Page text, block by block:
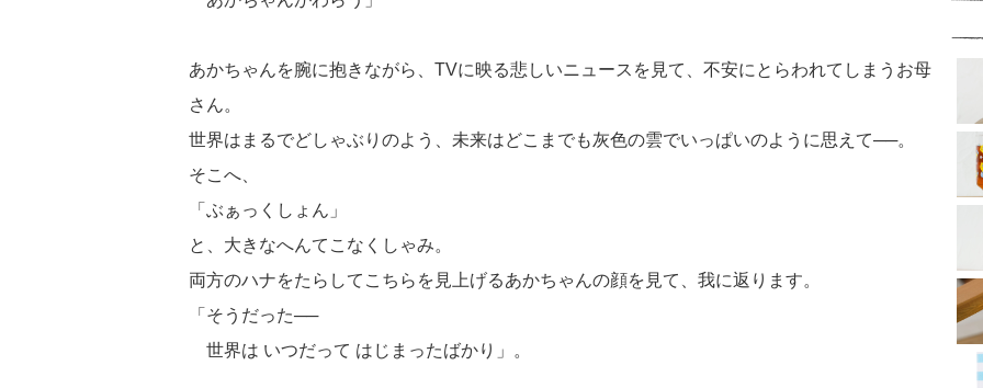
あかちゃんを腕に抱きながら、TVに映る悲しいニュースを見て、不安にとらわれてしまうお母
さん。
世界はまるでどしゃぶりのよう、未来はどこまでも灰色の雲でいっぱいのように思えて──。
そこへ、
「ぶぁっくしょん」
と、大きなへんてこなくしゃみ。
両方のハナをたらしてこちらを見上げるあかちゃんの顔を見て、我に返ります。
「そうだった──
世界は いつだって はじまったばかり」。